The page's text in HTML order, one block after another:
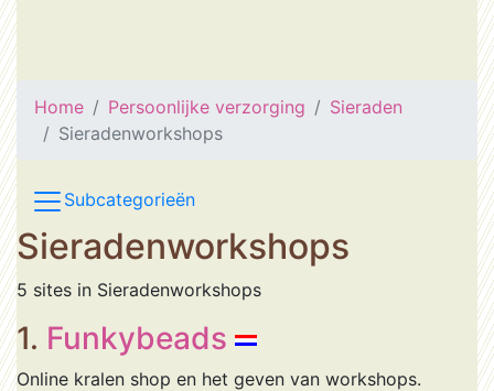
Home Persoonlijke verzorging
Sieraden
Sieradenworkshops
Subcategorieën
Sieradenworkshops
5 sites in Sieradenworkshops
1. Funkybeads
Online kralen shop en het geven van workshops.